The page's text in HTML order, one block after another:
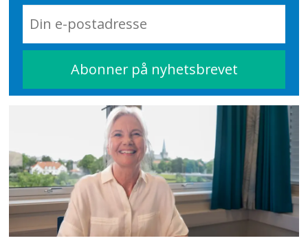
Høytid i barnehagen. Forskning.no.
Høytid i barnehagen